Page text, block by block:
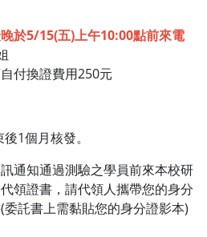
於5/15(五)上午10:00點前來電
付換證費用250元
1個月核發。
通知通過測驗之學員前來本校研
領證書，請代領人攜帶您的身分
託書上需黏貼您的身分證影本)